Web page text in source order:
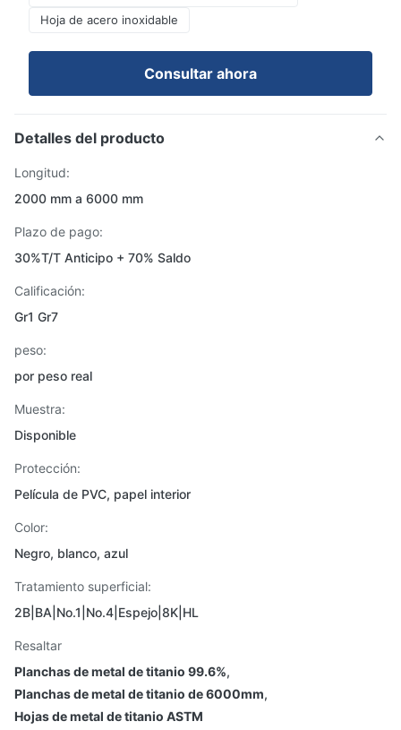
Hoja de acero inoxidable
Consultar ahora
Detalles del producto
Longitud:
2000 mm a 6000 mm
Plazo de pago:
30%T/T Anticipo + 70% Saldo
Calificación:
Gr1 Gr7
peso:
por peso real
Muestra:
Disponible
Protección:
Película de PVC, papel interior
Color:
Negro, blanco, azul
Tratamiento superficial:
2B|BA|No.1|No.4|Espejo|8K|HL
Resaltar
Planchas de metal de titanio 99.6%,
Planchas de metal de titanio de 6000mm,
Hojas de metal de titanio ASTM